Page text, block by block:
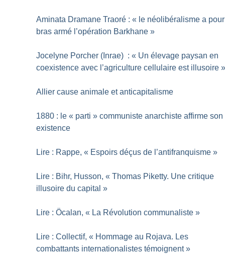
Aminata Dramane Traoré : « le néolibéralisme a pour
bras armé l’opération Barkhane »
Jocelyne Porcher (Inrae) : « Un élevage paysan en
coexistence avec l’agriculture cellulaire est illusoire
Allier cause animale et anticapitalisme
1880 : le « parti » communiste anarchiste affirme son
existence
Lire : Rappe, « Espoirs déçus de l’antifranquisme »
Lire : Bihr, Husson, « Thomas Piketty. Une critique
illusoire du capital »
Lire : Öcalan, « La Révolution communaliste »
Lire : Collectif, « Hommage au Rojava. Les
combattants internationalistes témoignent »